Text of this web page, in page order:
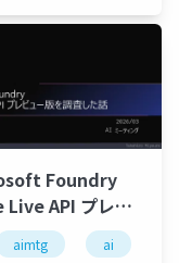
Foundry
Live API プレビ
を調査した話
aimtg ai